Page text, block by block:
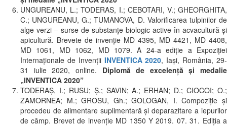
UNGUREANU, L.; TODERAS, I.; CEBOTARI, V.; GHEORGHITA,
C.; UNGUREANU, G.; TUMANOVA, D. Valorificarea tulpinilor de
alge verzi – surse de substanțe biologic active în acvacultură și
apicultură. Brevete de invenție MD 4395, MD 4421, MD 4408,
MD 1061, MD 1062, MD 1079. A 24-a ediție a Expoziției
Internaționale de Invenții INVENTICA 2020, Iași, România, 29-
31 iulie 2020, online. Diplomă de excelență și medalie
„INVENTICA 2020”
TODERAŞ, I.; RUSU; Ş.; SAVIN; A.; ERHAN; D.; CIOCOI; O.;
ZAMORNEA; M.; GROSU, Gh.; GOLOGAN, I. Compoziție și
procedeu de alimentare suplimentară și deparazitare a iepurilor
de câmp. Brevet de invenţie MD 1350 Y 2019. 07. 31. Ediția a